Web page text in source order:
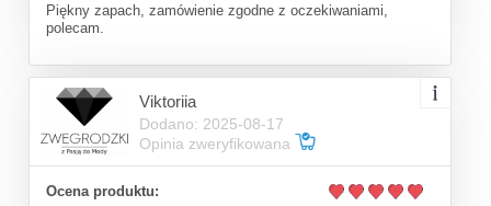
Piękny zapach, zamówienie zgodne z oczekiwaniami,
polecam.
Viktoriia
Dodano: 2025-08-17
Opinia zweryfikowana
Ocena produktu: